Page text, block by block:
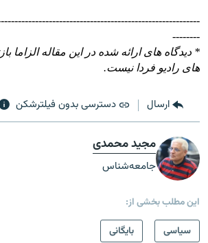
--------
* دیدگاه های ارائه شده در این مقاله الزاما
های رادیو فردا نیست.
ارسال دسترسی بدون فیلترشکن
مجید محمدی
جامعه‌شناس
این مطلب بخشی از:
سیاسی
بایگانی